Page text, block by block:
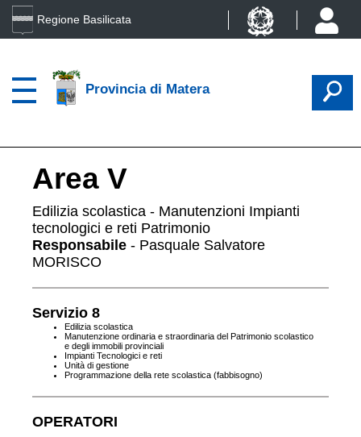
Regione Basilicata
Provincia di Matera
Area V
Edilizia scolastica - Manutenzioni Impianti
tecnologici e reti Patrimonio
Responsabile - Pasquale Salvatore
MORISCO
Servizio 8
Edilizia scolastica
Manutenzione ordinaria e straordinaria del Patrimonio scolastico
e degli immobili provinciali
Impianti Tecnologici e reti
Unità di gestione
Programmazione della rete scolastica (fabbisogno)
OPERATORI